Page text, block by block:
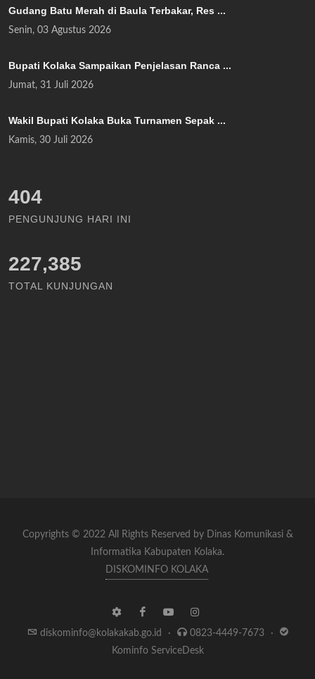
Gudang Batu Merah di Baula Terbakar, Res ...
Senin, 03 Agustus 2026
Bupati Kolaka Sampaikan Penjelasan Ranca ...
Jumat, 31 Juli 2026
Wakil Bupati Kolaka Buka Turnamen Sepak ...
Kamis, 30 Juli 2026
465
PENGUNJUNG HARI INI
227,385
TOTAL KUNJUNGAN
Copyrights © 2022 All Rights Reserved by Dinas Komunikasi &
Informatika Kabupaten Kolaka.
DISKOMINFO KOLAKA
diskominfo@kolakakab.go.id · 0823-4449-7673
·
Kominfo ServiceDesk